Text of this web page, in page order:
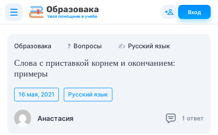
Образовака ❓ Вопросы ✍ Русский язык
Слова с приставкой корнем и окончанием:
примеры
Анастасия
16 мая, 2021 Русский язык
1 ответ
Вход